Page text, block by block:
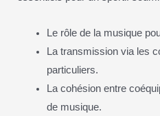
Le rôle de la musique
La transmission via les
particuliers.
La cohésion entre
de musique.